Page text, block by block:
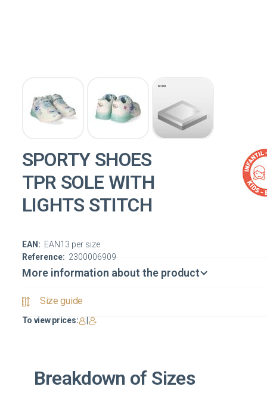
SPORTY SHOES
TPR SOLE WITH
LIGHTS STITCH
Reference: 2300006909
EAN: EAN13 per size
More information about the product
Size guide
To view prices:
Breakdown of Sizes